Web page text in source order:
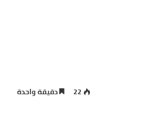
22 دقيقة واحدة